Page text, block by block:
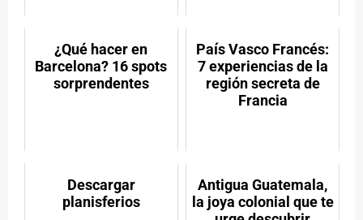
¿Qué hacer en
Barcelona? 16 spots
sorprendentes
País Vasco Francés:
7 experiencias de la
región secreta de
Francia
Descargar
planisferios
Antigua Guatemala,
la joya colonial que te